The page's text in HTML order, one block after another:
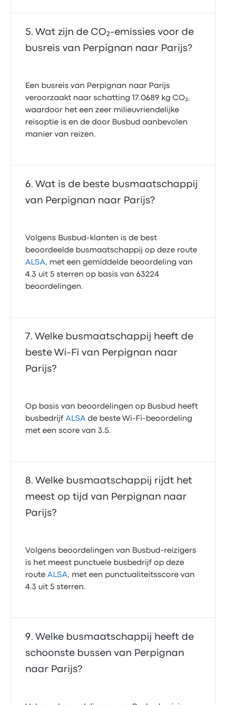
Wat zijn de CO₂-emissies voor de
busreis van Perpignan naar Parijs?
Een busreis van Perpignan naar Parijs
veroorzaakt naar schatting 17.0689 kg CO₂,
waardoor het een zeer milieuvriendelijke
reisoptie is en de door Busbud aanbevolen
manier van reizen.
Wat is de beste busmaatschappij
van Perpignan naar Parijs?
Volgens Busbud-klanten is de best
beoordeelde busmaatschappij op deze route
ALSA, met een gemiddelde beoordeling van
4.3 uit 5 sterren op basis van 63224
beoordelingen.
Welke busmaatschappij heeft de
beste Wi‑Fi van Perpignan naar
Parijs?
Op basis van beoordelingen op Busbud heeft
busbedrijfALSA de beste Wi-Fi-beoordeling
met een score van 3.5.
Welke busmaatschappij rijdt het
meest op tijd van Perpignan naar
Parijs?
Volgens beoordelingen van Busbud-reizigers
is het meest punctuele busbedrijf op deze
routeALSA, met een punctualiteitsscore van
4.3 uit 5 sterren.
Welke busmaatschappij heeft de
schoonste bussen van Perpignan
naar Parijs?